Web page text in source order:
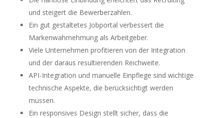
und steigert die Bewerberzahlen.
Ein gut gestaltetes Jobportal verbessert die
Markenwahrnehmung als Arbeitgeber.
Viele Unternehmen profitieren von der Integration
und der daraus resultierenden Reichweite.
API-Integration und manuelle Einpflege sind wichtige
technische Aspekte, die berücksichtigt werden
müssen.
Ein responsives Design stellt sicher, dass die